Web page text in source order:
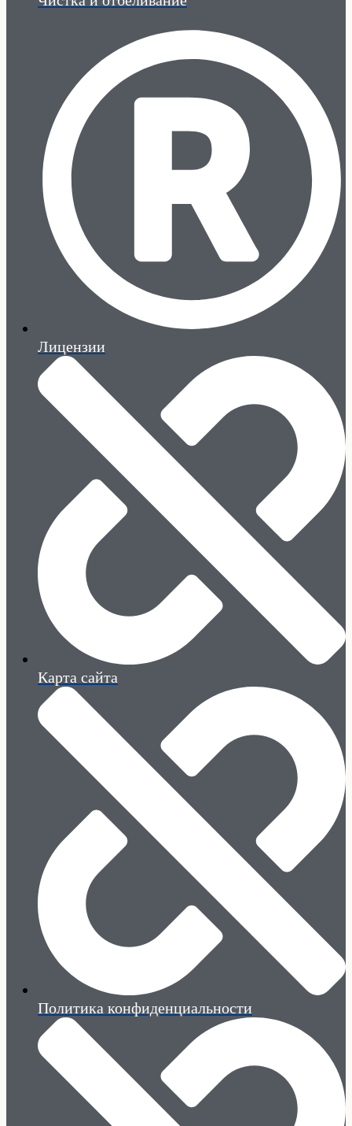
Лицензии
Карта сайта
Политика конфиденциальности